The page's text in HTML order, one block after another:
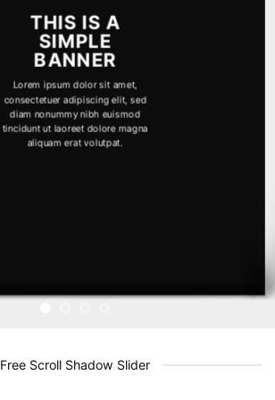
THIS IS A
SIMPLE
BANNER
Lorem ipsum dolor sit amet,
consectetuer adipiscing elit, sed
diam nonummy nibh euismod
tincidunt ut laoreet dolore magna
aliquam erat volutpat.
Free Scroll Shadow Slider